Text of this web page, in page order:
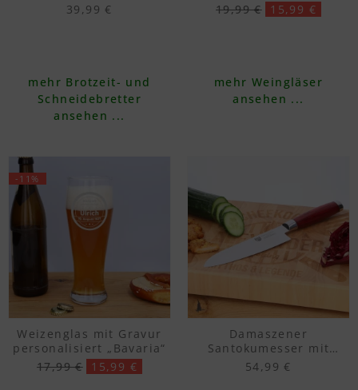
39,99 €
19,99 € 15,99 €
mehr Brotzeit- und
Schneidebretter
ansehen ...
mehr Weingläser
ansehen ...
-11%
Weizenglas mit Gravur
personalisiert „Bavaria“
17,99 € 15,99 €
Damaszener
Santokumesser mit
Pakkawood Griff – 12,5
cm Klinge
54,99 €